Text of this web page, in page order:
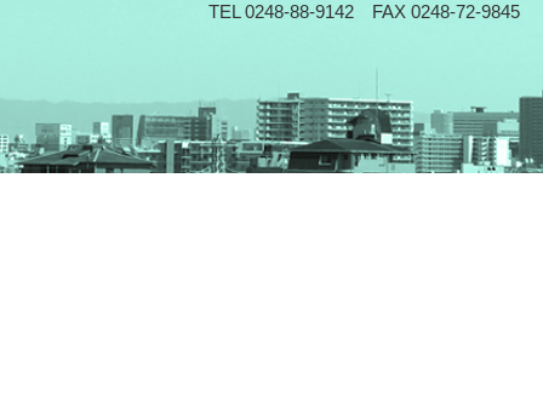
TEL 0248-88-9142 FAX 0248-72-9845